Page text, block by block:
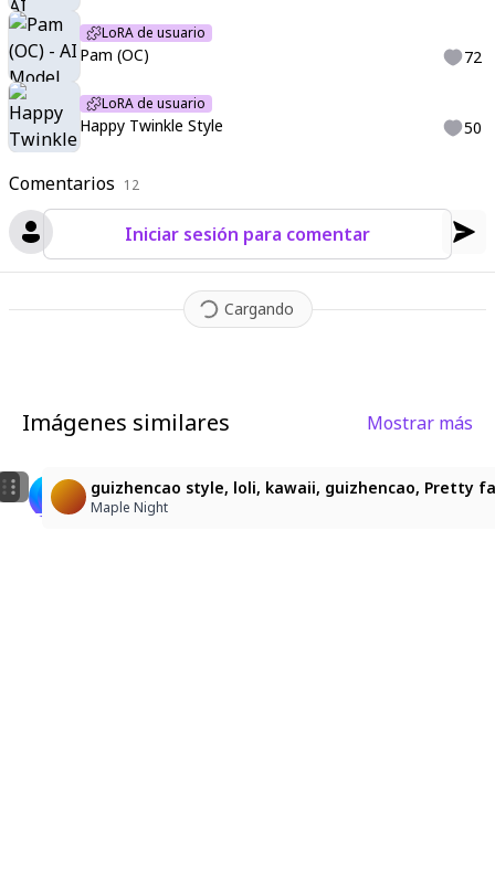
Comentarios 12
Iniciar sesión para comentar
Cargando
LoRA de usuario
Pam (OC) 72
LoRA de usuario
Happy Twinkle Style 50
Imágenes similares Mostrar más
Pam-chan -OC by Karubi
ゆう
Pam for DiT2
Karubi
guizhencao style, loli, kawaii, guizhencao, Pretty
Maple Night